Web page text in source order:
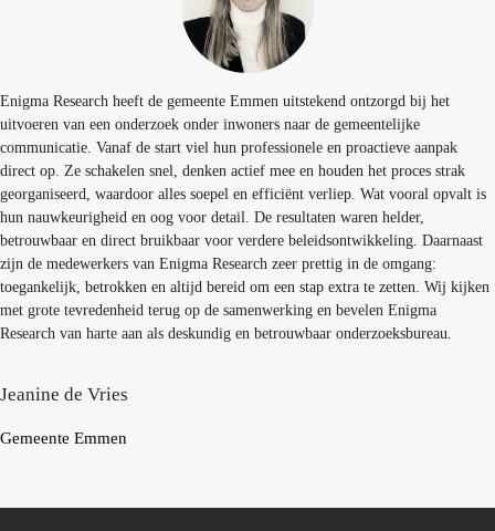
Enigma Research heeft de gemeente Emmen uitstekend ontzorgd bij het
uitvoeren van een onderzoek onder inwoners naar de gemeentelijke
communicatie. Vanaf de start viel hun professionele en proactieve aanpak
direct op. Ze schakelen snel, denken actief mee en houden het proces strak
georganiseerd, waardoor alles soepel en efficiënt verliep. Wat vooral opvalt is
hun nauwkeurigheid en oog voor detail. De resultaten waren helder,
betrouwbaar en direct bruikbaar voor verdere beleidsontwikkeling. Daarnaast
zijn de medewerkers van Enigma Research zeer prettig in de omgang:
toegankelijk, betrokken en altijd bereid om een stap extra te zetten. Wij kijken
met grote tevredenheid terug op de samenwerking en bevelen Enigma
Research van harte aan als deskundig en betrouwbaar onderzoeksbureau.
Jeanine de Vries
Gemeente Emmen